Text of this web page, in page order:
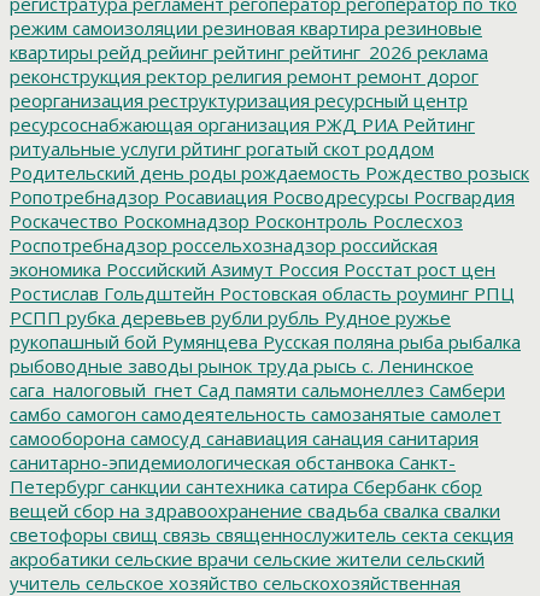
режим самоизоляции резиновая квартира резиновые
квартиры рейд рейинг рейтинг рейтинг_2026 реклама
реконструкция ректор религия ремонт ремонт дорог
реорганизация реструктуризация ресурсный центр
ресурсоснабжающая организация РЖД РИА Рейтинг
ритуальные услуги рйтинг рогатый скот роддом
Родительский день роды рождаемость Рождество розыск
Ропотребнадзор Росавиация Росводресурсы Росгвардия
Роскачество Роскомнадзор Росконтроль Рослесхоз
Роспотребнадзор россельхознадзор российская
экономика Российский Азимут Россия Росстат рост цен
Ростислав Гольдштейн Ростовская область роуминг РПЦ
РСПП рубка деревьев рубли рубль Рудное ружье
рукопашный бой Румянцева Русская поляна рыба рыбалка
рыбоводные заводы рынок труда рысь с. Ленинское
сага_налоговый_гнет Сад памяти сальмонеллез Самбери
самбо самогон самодеятельность самозанятые самолет
самооборона самосуд санавиация санация санитария
санитарно-эпидемиологическая обстанвока Санкт-
Петербург санкции сантехника сатира Сбербанк сбор
вещей сбор на здравоохранение свадьба свалка свалки
светофоры свищ связь священнослужитель секта секция
акробатики сельские врачи сельские жители сельский
учитель сельское хозяйство сельскохозяйственная